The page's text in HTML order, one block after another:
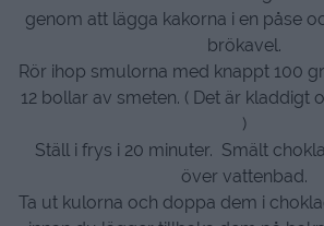
genom att lägga kakorna i en påse
brökavel.
Rör ihop smulorna med knappt 100
12 bollar av smeten. ( Det är kladdigt
)
Ställ i frys i 20 minuter. Smält
över vattenbad.
Ta ut kulorna och doppa dem i